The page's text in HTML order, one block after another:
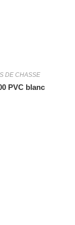
DE CHASSE
PVC blanc